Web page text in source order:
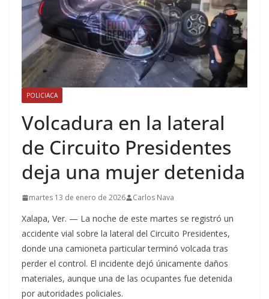
POLICIACA
Volcadura en la lateral
de Circuito Presidentes
deja una mujer detenida
martes 13 de enero de 2026 Carlos Nava
Xalapa, Ver. — La noche de este martes se registró un
accidente vial sobre la lateral del Circuito Presidentes,
donde una camioneta particular terminó volcada tras
perder el control. El incidente dejó únicamente daños
materiales, aunque una de las ocupantes fue detenida
por autoridades policiales.